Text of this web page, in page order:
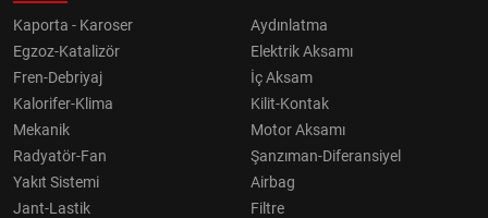
Kaporta - Karoser
Aydınlatma
Egzoz-Katalizör
Elektrik Aksamı
Fren-Debriyaj
İç Aksam
Kalorifer-Klima
Kilit-Kontak
Mekanik
Motor Aksamı
Radyatör-Fan
Şanzıman-Diferansiyel
Yakıt Sistemi
Airbag
Jant-Lastik
Filtre